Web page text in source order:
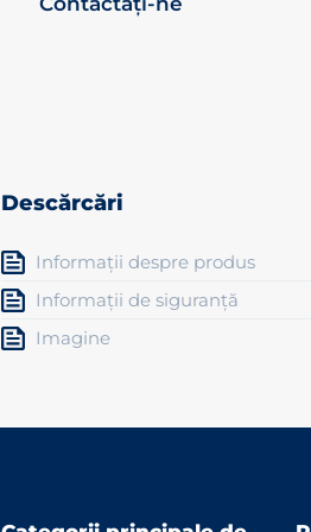
Descărcări
Informații despre produs
Informații de siguranță
Imagine